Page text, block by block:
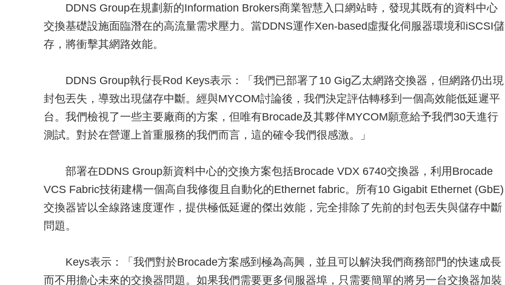
DDNS Group在規劃新的Information Brokers商業智慧入口網站時，發現其既有的資料中心
交換基礎設施面臨潛在的高流量需求壓力。當DDNS運作Xen-based虛擬化伺服器環境和iSCSI儲
存，將衝擊其網路效能。
DDNS Group執行長Rod Keys表示：「我們已部署了10 Gig乙太網路交換器，但網路仍出現
封包丟失，導致出現儲存中斷。經與MYCOM討論後，我們決定評估轉移到一個高效能低延遲平
台。我們檢視了一些主要廠商的方案，但唯有Brocade及其夥伴MYCOM願意給予我們30天進行
測試。對於在營運上首重服務的我們而言，這的確令我們很感激。」
部署在DDNS Group新資料中心的交換方案包括Brocade VDX 6740交換器，利用Brocade
VCS Fabric技術建構一個高自我修復且自動化的Ethernet fabric。所有10 Gigabit Ethernet (GbE)
交換器皆以全線路速度運作，提供極低延遲的傑出效能，完全排除了先前的封包丟失與儲存中斷
問題。
Keys表示：「我們對於Brocade方案感到極為高興，並且可以解決我們商務部門的快速成長
而不用擔心未來的交換器問題。如果我們需要更多伺服器埠，只需要簡單的將另一台交換器加裝